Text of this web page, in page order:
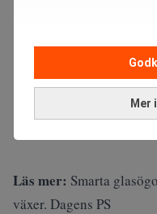
Mer
Läs mer: Smarta
växer. Dagens PS